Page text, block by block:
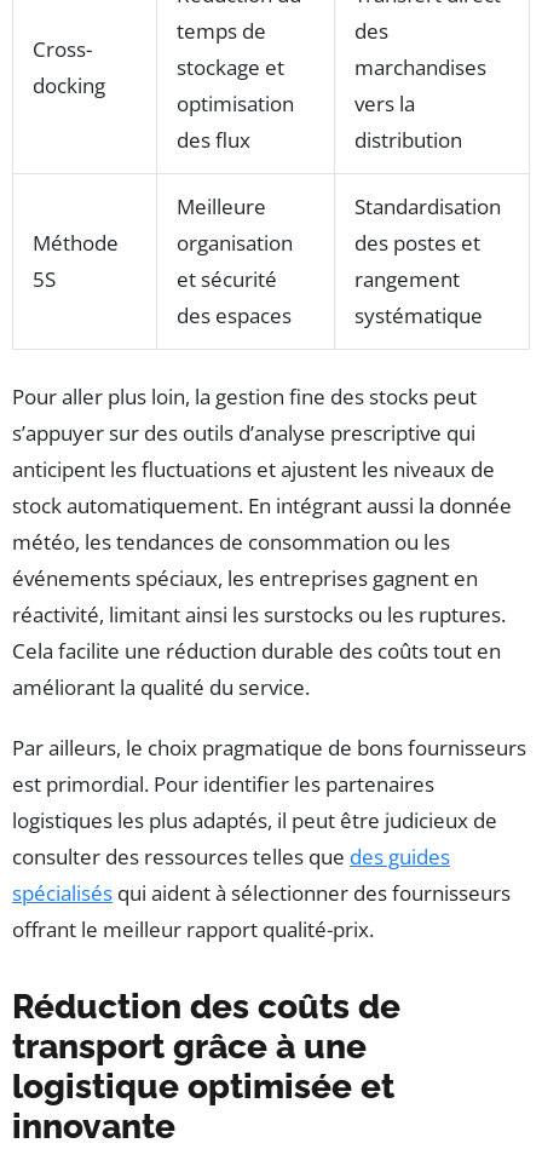
Cross-
docking
temps de
stockage et
optimisation
des flux
des
marchandises
vers la
distribution
Méthode
5S
Meilleure
organisation
et sécurité
des espaces
Standardisation
des postes et
rangement
systématique
Pour aller plus loin, la gestion fine des stocks peut
s’appuyer sur des outils d’analyse prescriptive qui
anticipent les fluctuations et ajustent les niveaux de
stock automatiquement. En intégrant aussi la donnée
météo, les tendances de consommation ou les
événements spéciaux, les entreprises gagnent en
réactivité, limitant ainsi les surstocks ou les ruptures.
Cela facilite une réduction durable des coûts tout en
améliorant la qualité du service.
Par ailleurs, le choix pragmatique de bons fournisseurs
est primordial. Pour identifier les partenaires
logistiques les plus adaptés, il peut être judicieux de
consulter des ressources telles que des guides
spécialisés qui aident à sélectionner des fournisseurs
offrant le meilleur rapport qualité-prix.
Réduction des coûts de
transport grâce à une
logistique optimisée et
innovante